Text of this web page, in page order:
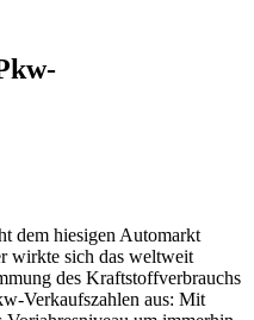
dem hiesigen Automarkt
wirkte sich das weltweit
des Kraftstoffverbrauchs
Verkaufszahlen aus: Mit